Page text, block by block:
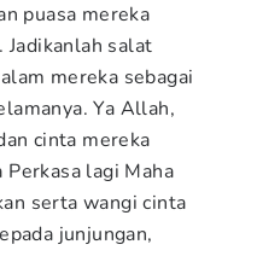
puasa mereka
Jadikanlah salat
mereka sebagai
Ya Allah,
cinta mereka
Perkasa lagi Maha
serta wangi cinta
junjungan,